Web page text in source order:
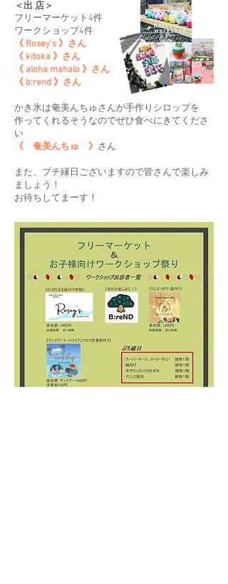
​＜出 店＞
フリーマーケット4件
ワークショップ4件
《 Rosey’s 》さん
《 kitoka 》さん
《 aloha mahalo 》さん
《 b:rend 》さん
かき氷は奄美んちゅさんが手作りシロップを
作ってくれるそうなのでぜひ食べにきてくださ
い
《 奄美んちゅ 》 さん
また、プチ縁日ございますので皆さんで楽しみ
ましょう！
お待ちしてまーす！